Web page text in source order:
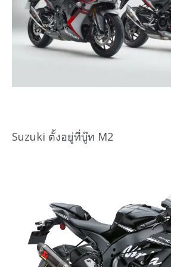
Suzuki ตั้งอยู่ที่บู๊ท M2